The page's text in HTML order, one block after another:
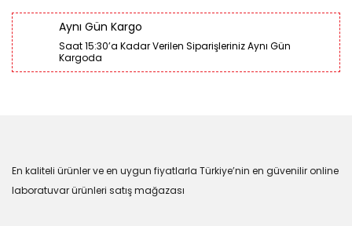
Aynı Gün Kargo
Saat 15:30’a Kadar Verilen Siparişleriniz Aynı Gün
Kargoda
En kaliteli ürünler ve en uygun fiyatlarla Türkiye’nin en güvenilir online
laboratuvar ürünleri satış mağazası